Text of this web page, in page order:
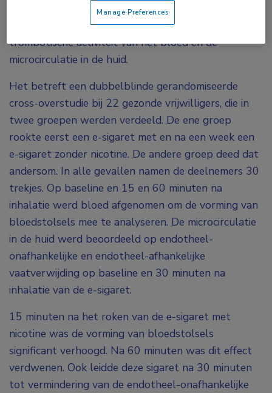
In de huidige studie is onderzocht of e-sigaretten die
nicotine bevatten van invloed zijn op de
trombotische activiteit van het bloed en de
microcirculatie in de huid.
Het betreft een dubbelblinde gerandomiseerde
cross-overstudie bij 22 gezonde vrijwilligers, die in
twee groepen werden verdeeld. De ene groep
rookte eerst een e-sigaret met en na een week een
e-sigaret zonder nicotine. De andere groep deed dat
andersom. In alle gevallen namen de deelnemers 30
trekjes. Op baseline en 15 en 60 minuten na
inhalatie werd bloed afgenomen om de vorming van
bloedstolsels mee te analyseren. De microcirculatie
in de huid werd beoordeeld op endotheel-
onafhankelijke en endotheel-afhankelijke
vaatverwijding op baseline en 30 minuten na
inhalatie van de e-sigaret.
15 minuten na het roken van de e-sigaret met
nicotine was de vorming van bloedstolsels
significant verhoogd. Na 60 minuten was dit effect
verdwenen. Ook leidde deze sigaret na 30 minuten
tot vermindering van de endotheel-onafhankelijke
Manage Preferences